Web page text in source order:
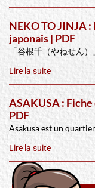
NEKO TO JINJA
japonais | PDF
「谷根千（やねせん
Lire la suite
ASAKUSA :
PDF
Asakusa est un
Lire la suite